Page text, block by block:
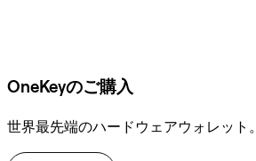
OneKeyのご購入
世界最先端のハードウェアウォレット。